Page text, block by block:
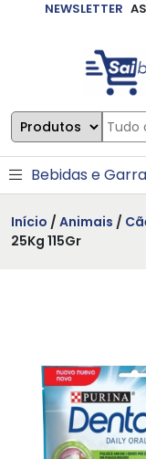
NEWSLETTER
Bebidas e
Início / Animais /
25Kg 115Gr